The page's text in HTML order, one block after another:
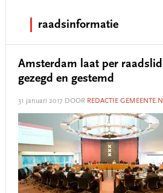
raadsinformatie
Amsterdam laat per
gezegd en gestemd
31 januari 2017 DOOR REDACTIE